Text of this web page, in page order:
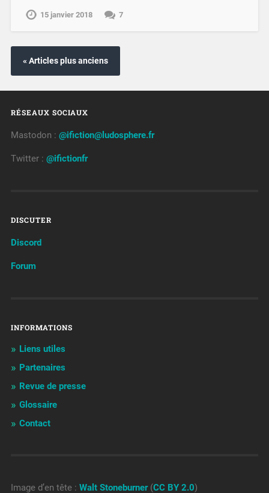
15 janvier 2018 7
« Articles plus anciens
RÉSEAUX SOCIAUX
Mastodon : @ifiction@ludosphere.fr
Twitter : @ifictionfr
DISCUTER
Discord
Forum
INFORMATIONS
Liens utiles
Partenaires
Revue de presse
Glossaire
Contact
Image d’en tête : Walt Stoneburner(CC BY 2.0)